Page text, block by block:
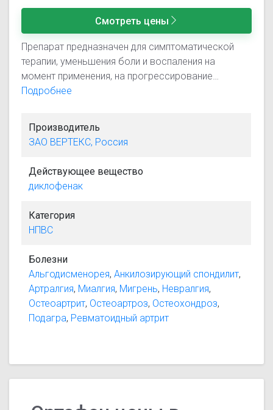
Смотреть цены
Препарат предназначен для симптоматической
терапии, уменьшения боли и воспаления на
момент применения, на прогрессирование
заболевания не влияет. - Посттравматическое
заболевания мягких тканей (тендовагинит, бурсит,
поражение периартикулярных тканей): - болевой
мышц и суставов ревматоидный артрит,
остеоартроз, радикулиты, люмбаго, ишиас,
неревматического происхождения).
Подробнее
Производитель
ЗАО ВЕРТЕКС, Россия
Действующее вещество
диклофенак
Категория
НПВС
Болезни
Альгодисменорея,Анкилозирующий спондилит,
Артралгия, Миалгия, Мигрень, Невралгия,
Остеоартрит, Остеоартроз, Остеохондроз,
Подагра, Ревматоидный артрит